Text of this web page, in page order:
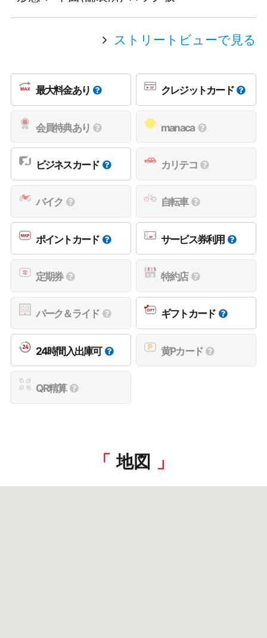
ストリートビューで見る
最大料金あり クレジットカード
会員特典あり manaca
ビジネスカード カリテコ
バイク 自転車
ポイントカード サービス券利用
定期券 特約店
パーク＆ライド ギフトカード
24時間入出庫可 黄Pカード
QR精算
地図